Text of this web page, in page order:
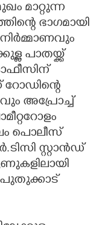
മാറ്റുന്ന
ഭാഗമായി
പാതയ്ക്ക്
അപ്രോച്ച്
പൊലീസ്
സ്റ്റാൻഡ്